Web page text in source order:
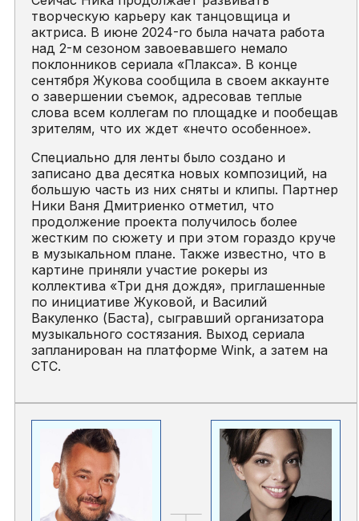
творческую карьеру как танцовщица и
актриса. В июне 2024-го была начата работа
над 2-м сезоном завоевавшего немало
поклонников сериала «Плакса». В конце
сентября Жукова сообщила в своем аккаунте
о завершении съемок, адресовав теплые
слова всем коллегам по площадке и пообещав
зрителям, что их ждет «нечто особенное».
Специально для ленты было создано и
записано два десятка новых композиций, на
большую часть из них сняты и клипы. Партнер
Ники Ваня Дмитриенко отметил, что
продолжение проекта получилось более
жестким по сюжету и при этом гораздо круче
в музыкальном плане. Также известно, что в
картине приняли участие рокеры из
коллектива «Три дня дождя», приглашенные
по инициативе Жуковой, и Василий
Вакуленко (Баста), сыгравший организатора
музыкального состязания. Выход сериала
запланирован на платформе Wink, а затем на
СТС.